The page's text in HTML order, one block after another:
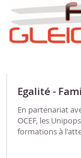
Egalité -
En partenariat
OCEF, les
formations à